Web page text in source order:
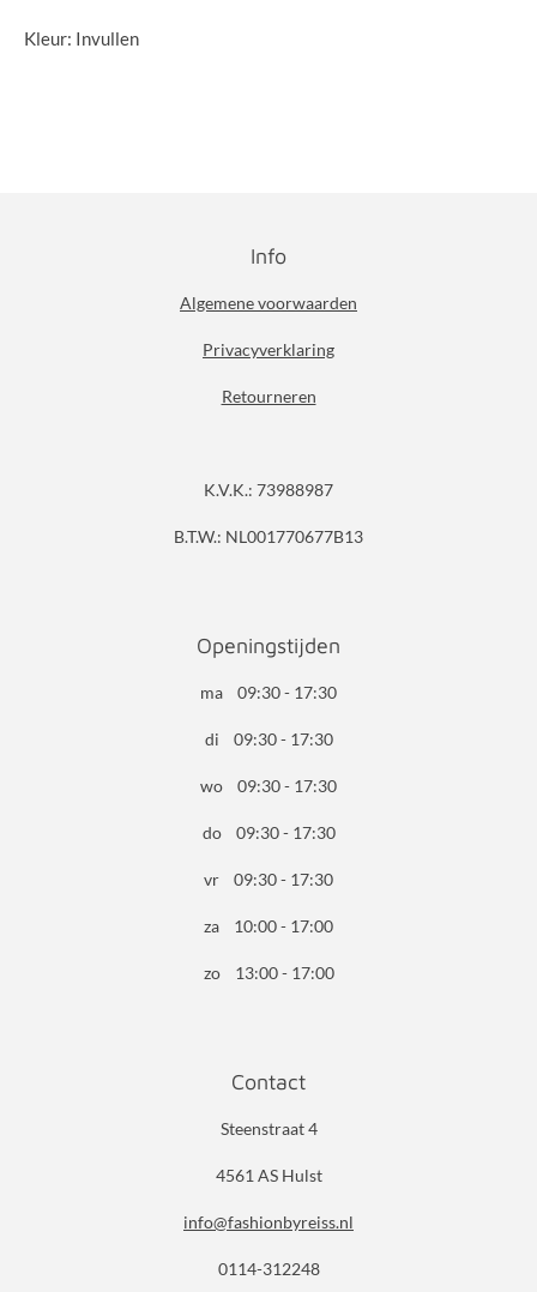
Kleur: Invullen
Info
Algemene voorwaarden
Privacyverklaring
Retourneren
K.V.K.: 73988987
B.T.W.: NL001770677B13
Openingstijden
ma 09:30 - 17:30
di 09:30 - 17:30
wo 09:30 - 17:30
do 09:30 - 17:30
vr 09:30 - 17:30
za 10:00 - 17:00
zo 13:00 - 17:00
Contact
Steenstraat 4
4561 AS Hulst
info@fashionbyreiss.nl
0114-312248